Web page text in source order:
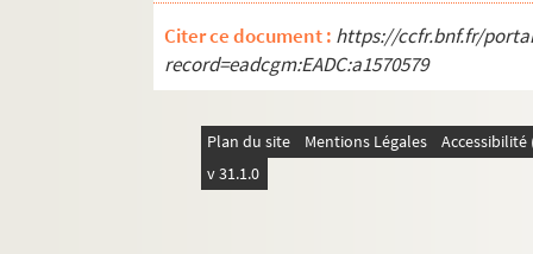
Citer ce document : https://ccfr.bnf.fr/
record=eadcgm:EADC:a1570579
Plan du site Mentions Légales
v 31.1.0